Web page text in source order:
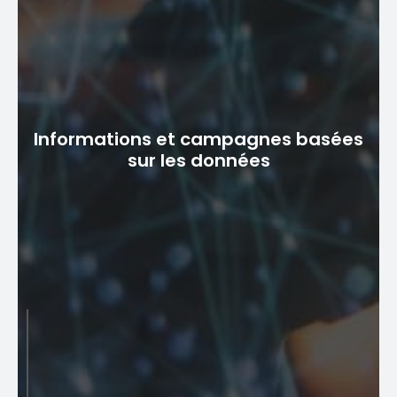
Autonomisation du libre-service
abonnés des fonctionnalités en libre-service, leur
permettant de mieux comprendre les capacités de
la satisfaction des utilisateurs, mais réduit également
la charge de travail des équipes de support client.
Informations et campagnes basées
sur les données
Informations et campagnes
basées sur les données